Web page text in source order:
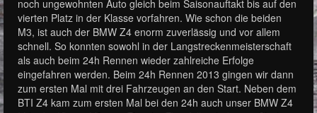
noch ungewohnten Auto gleich beim Saisonauftakt bis auf den
vierten Platz in der Klasse vorfahren. Wie schon die beiden
M3, ist auch der BMW Z4 enorm zuverlässig und vor allem
schnell. So konnten sowohl in der Langstreckenmeisterschaft
als auch beim 24h Rennen wieder zahlreiche Erfolge
eingefahren werden. Beim 24h Rennen 2013 gingen wir dann
zum ersten Mal mit drei Fahrzeugen an den Start. Neben dem
BTI Z4 kam zum ersten Mal bei den 24h auch unser BMW Z4